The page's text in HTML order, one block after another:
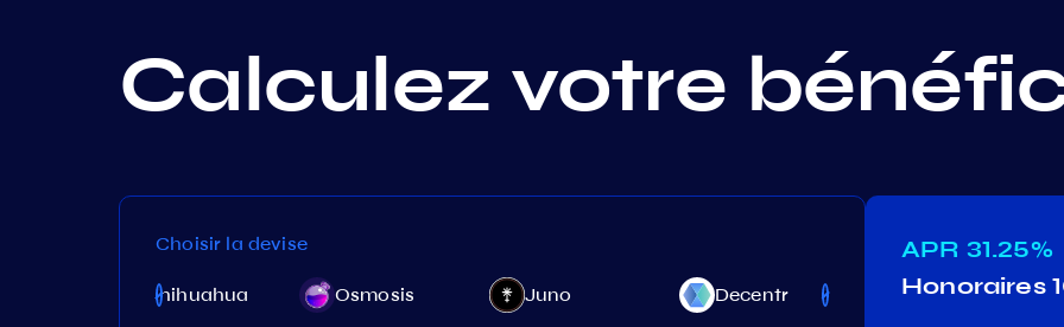
Calculez votre
Choisir la devise
Chihuahua Osmosis Juno Decentr Desmos
APR 31.25%
Honoraires